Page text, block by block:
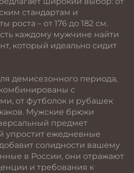
стандартам и
роста – от 176 до 182 см.
каждому мужчине найти
который идеально сидит
демисезонного периода,
с
от футболок и рубашек
Мужские брюки
предмет
упростит ежедневные
солидности вашему
в России, они отражают
и требования к